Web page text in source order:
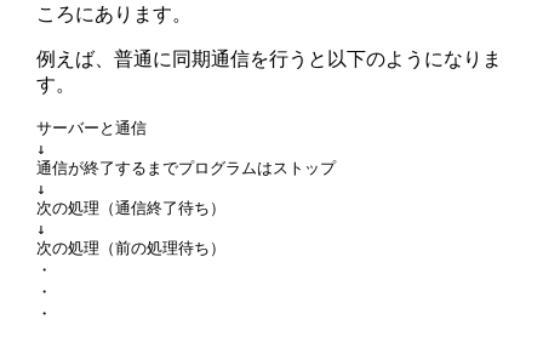
ころにあります。
例えば、普通に同期通信を行うと以下のようになりま
す。
サーバーと通信
↓
通信が終了するまでプログラムはストップ
↓
次の処理（通信終了待ち）
↓
次の処理（前の処理待ち）
・
・